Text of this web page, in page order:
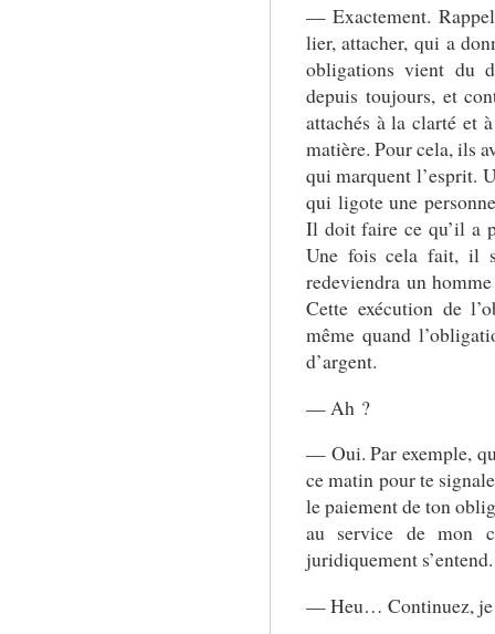
— Exactement.
lier, attacher, qui a
obligations vient du
depuis toujours, et
attachés à la clarté et
matière. Pour cela, ils
qui marquent l’esprit.
qui ligote une
Il doit faire ce qu’il a
Une fois cela fait, il
redeviendra un
Cette exécution de
même quand
d’argent.
— Ah ?
— Oui. Par exemple,
ce matin pour te
le paiement de ton
au service de mon
juridiquement s’entend.
— Heu… Continuez, je